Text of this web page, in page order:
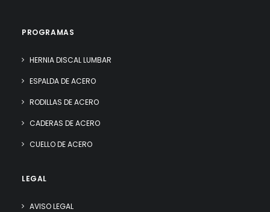
PROGRAMAS
HERNIA DISCAL LUMBAR
ESPALDA DE ACERO
RODILLAS DE ACERO
CADERAS DE ACERO
CUELLO DE ACERO
LEGAL
AVISO LEGAL